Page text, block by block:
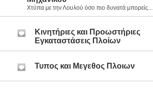
Χτύπα με την Λουλού όσο πιο δυνατά μπορείς...
Κινητήριες και Προωστήριες
Εγκαταστάσεις Πλοίων
Τυπος και Μεγεθος Πλοιων